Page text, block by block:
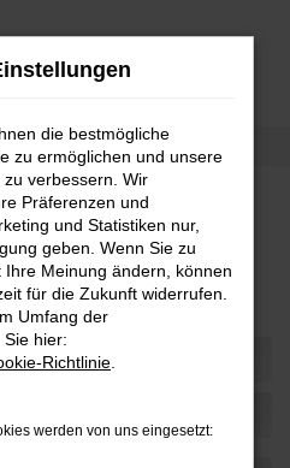
Fahrzeug-Showroom
Showroom
die bestmögliche
zu ermöglichen und unsere
verbessern. Wir
Präferenzen und
und Statistiken nur,
geben. Wenn Sie zu
Meinung ändern, können
für die Zukunft widerrufen.
Umfang der
hier:
Richtlinie
werden von uns eingesetzt: